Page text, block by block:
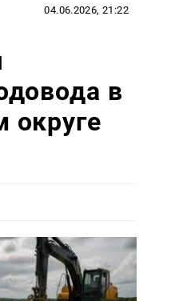
04.06.2026, 21:22
в
округе